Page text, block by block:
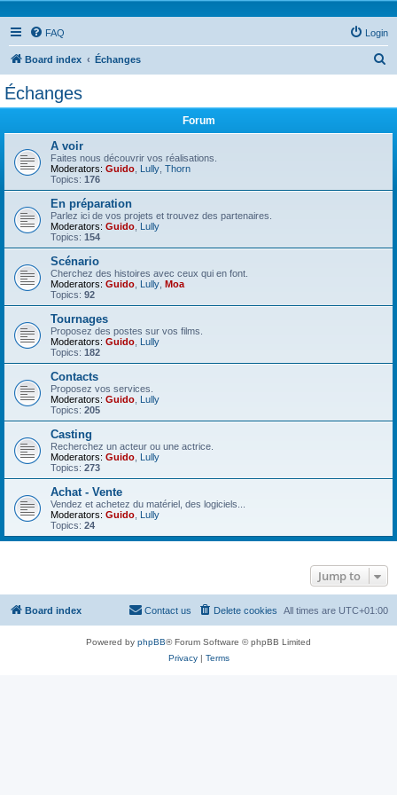
FAQ Login
Board index Échanges
Échanges
Forum
A voir
Faites nous découvrir vos réalisations.
Moderators: Guido Lully Thorn
Topics: 176
En préparation
Parlez ici de vos projets et trouvez des partenaires.
Moderators: Guido Lully
Topics: 154
Scénario
Cherchez des histoires avec ceux qui en font.
Moderators: Guido Lully Moa
Topics: 92
Tournages
Proposez des postes sur vos films.
Moderators: Guido Lully
Topics: 182
Contacts
Proposez vos services.
Moderators: Guido Lully
Topics: 205
Casting
Recherchez un acteur ou une actrice.
Moderators: Guido Lully
Topics: 273
Achat - Vente
Vendez et achetez du matériel, des logiciels...
Moderators: Guido Lully
Topics: 24
Jump to
Board index All times are UTC+01:00
Delete cookies
Contact us
Powered by phpBB® Forum Software © phpBB Limited
Privacy| Terms